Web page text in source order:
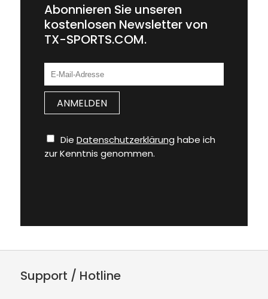
Abonnieren Sie unseren
kostenlosen Newsletter von
TX-SPORTS.COM.
Die Datenschutzerklärung habe ich
zur Kenntnis genommen.
Support / Hotline